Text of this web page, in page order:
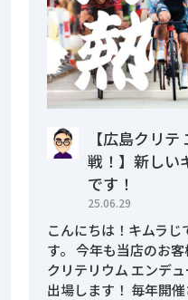
【広島クリ
戦！】新しい
です！
25.06.29
こんにちは！キムラじ
す。 今年も当店のお
クリテリウム エンデ
出場します！ 毎年開